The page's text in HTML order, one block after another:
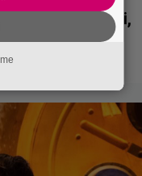
– päävoitto tuli,